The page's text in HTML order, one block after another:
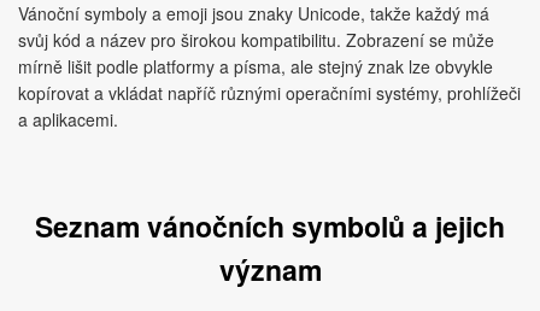
Vánoční symboly a emoji jsou znaky Unicode, takže každý má
svůj kód a název pro širokou kompatibilitu. Zobrazení se může
mírně lišit podle platformy a písma, ale stejný znak lze obvykle
kopírovat a vkládat napříč různými operačními systémy, prohlížeči
a aplikacemi.
Seznam vánočních symbolů a jejich
význam